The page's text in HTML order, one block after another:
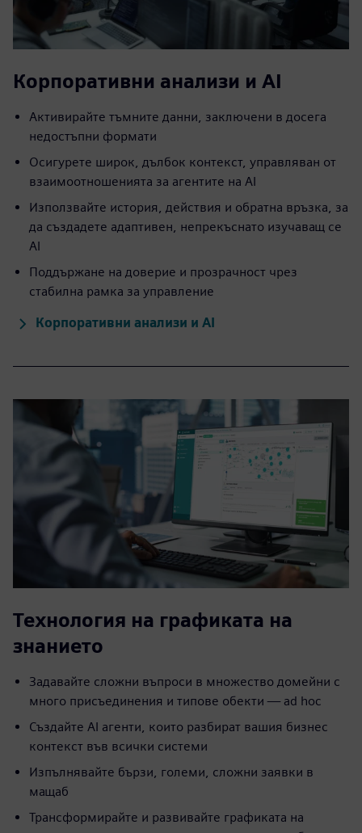
Корпоративни анализи и AI
Активирайте тъмните данни, заключени в досега
недостъпни формати
Осигурете широк, дълбок контекст, управляван от
взаимоотношенията за агентите на AI
Използвайте история, действия и обратна връзка, за
да създадете адаптивен, непрекъснато изучаващ се
AI
Поддържане на доверие и прозрачност чрез
стабилна рамка за управление
Корпоративни анализи и AI
Технология на графиката на
знанието
Задавайте сложни въпроси в множество домейни с
много присъединения и типове обекти — ad hoc
Създайте AI агенти, които разбират вашия бизнес
контекст във всички системи
Изпълнявайте бързи, големи, сложни заявки в
мащаб
Трансформирайте и развивайте графиката на